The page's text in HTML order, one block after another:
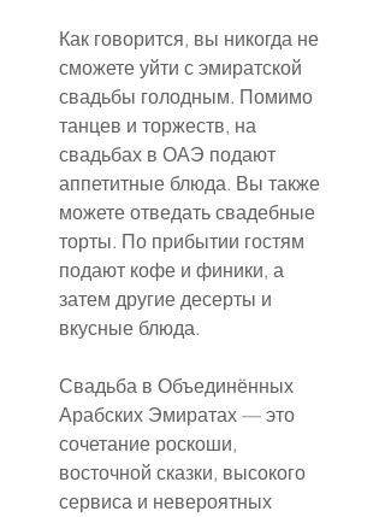
Как говорится, вы никогда не
сможете уйти с эмиратской
свадьбы голодным. Помимо
танцев и торжеств, на
свадьбах в ОАЭ подают
аппетитные блюда. Вы также
можете отведать свадебные
торты. По прибытии гостям
подают кофе и финики, а
затем другие десерты и
вкусные блюда.
Свадьба в Объединённых
Арабских Эмиратах — это
сочетание роскоши,
восточной сказки, высокого
сервиса и невероятных